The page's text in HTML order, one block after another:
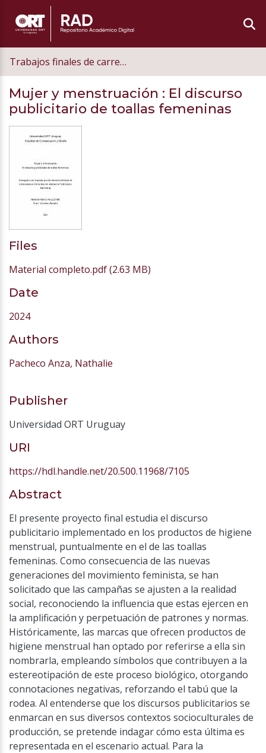
Trabajos finales de carrera de grado
Mujer y menstruación : El discurso
publicitario de toallas femeninas
Files
Material completo.pdf(2.63 MB)
Date
2024
Authors
Pacheco Anza, Nathalie
Publisher
Universidad ORT Uruguay
URI
https://hdl.handle.net/20.500.11968/7105
Abstract
El presente proyecto final estudia el discurso
publicitario implementado en los productos de higiene
menstrual, puntualmente en el de las toallas
femeninas. Como consecuencia de las nuevas
generaciones del movimiento feminista, se han
solicitado que las campañas se ajusten a la realidad
social, reconociendo la influencia que estas ejercen en
la amplificación y perpetuación de patrones y normas.
Históricamente, las marcas que ofrecen productos de
higiene menstrual han optado por referirse a ella sin
nombrarla, empleando símbolos que contribuyen a la
estereotipación de este proceso biológico, otorgando
connotaciones negativas, reforzando el tabú que la
rodea. Al entenderse que los discursos publicitarios se
enmarcan en sus diversos contextos socioculturales de
producción, se pretende indagar cómo esta última es
representada en el escenario actual. Para la